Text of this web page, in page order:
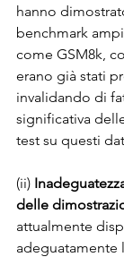
hanno
benchmark
come GSM8k,
erano già stati
invalidando di
significativa
test su questi
(ii)
delle
attualmente
adeguatamente